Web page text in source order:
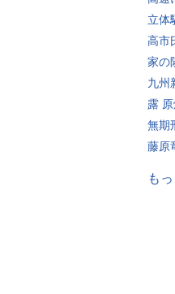
立体
高市
家の
九州
露
無期
藤原
も